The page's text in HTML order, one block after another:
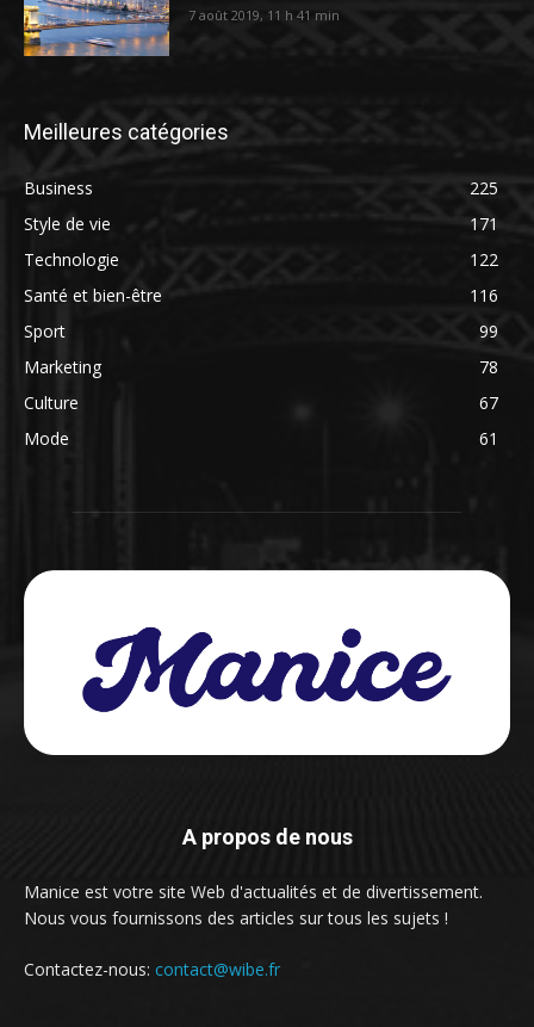
7 août 2019, 11 h 41 min
Meilleures catégories
Business
225
Style de vie
171
Technologie
122
Santé et bien-être
116
Sport
99
Marketing
78
Culture
67
Mode
61
A propos de nous
Manice est votre site Web d'actualités et de divertissement.
Nous vous fournissons des articles sur tous les sujets !
Contactez-nous: contact@wibe.fr